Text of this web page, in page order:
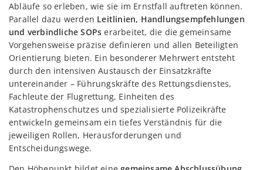
Abläufe so erleben, wie sie im Ernstfall auftreten können.
Parallel dazu werden Leitlinien, Handlungsempfehlungen
und verbindliche SOPs erarbeitet, die die gemeinsame
Vorgehensweise präzise definieren und allen Beteiligten
Orientierung bieten. Ein besonderer Mehrwert entsteht
durch den intensiven Austausch der Einsatzkräfte
untereinander – Führungskräfte des Rettungsdienstes,
Fachleute der Flugrettung, Einheiten des
Katastrophenschutzes und spezialisierte Polizeikräfte
entwickeln gemeinsam ein tiefes Verständnis für die
jeweiligen Rollen, Herausforderungen und
Entscheidungswege.